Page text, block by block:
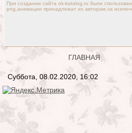
При создании сайта ok-katalog.ru были
png,анимации принадлежат их авторам,за
ГЛАВНАЯ
Суббота, 08.02.2020, 16:02